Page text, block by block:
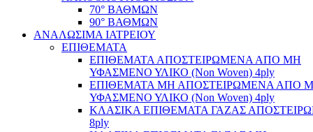
70° ΒΑΘΜΩΝ
90° ΒΑΘΜΩΝ
ΑΝΑΛΩΣΙΜΑ ΙΑΤΡΕΙΟΥ
ΕΠΙΘΕΜΑΤΑ
ΕΠΙΘΕΜΑΤΑ ΑΠΟΣΤΕΙΡΩΜΕΝΑ ΑΠΟ ΜΗ
ΥΦΑΣΜΕΝΟ ΥΛΙΚΟ (Non Woven) 4ply
ΕΠΙΘΕΜΑΤΑ ΜΗ ΑΠΟΣΤΕΙΡΩΜΕΝΑ ΑΠΟ
ΥΦΑΣΜΕΝΟ ΥΛΙΚΟ (Non Woven) 4ply
ΚΛΑΣΙΚΑ ΕΠΙΘΕΜΑΤΑ ΓΑΖΑΣ
8ply